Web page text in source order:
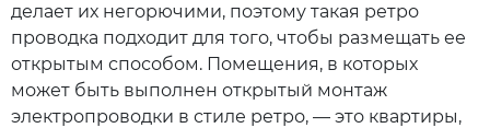
делает их негорючими, поэтому такая ретро
проводка подходит для того, чтобы размещать ее
открытым способом. Помещения, в которых
может быть выполнен открытый монтаж
электропроводки в стиле ретро, — это квартиры,